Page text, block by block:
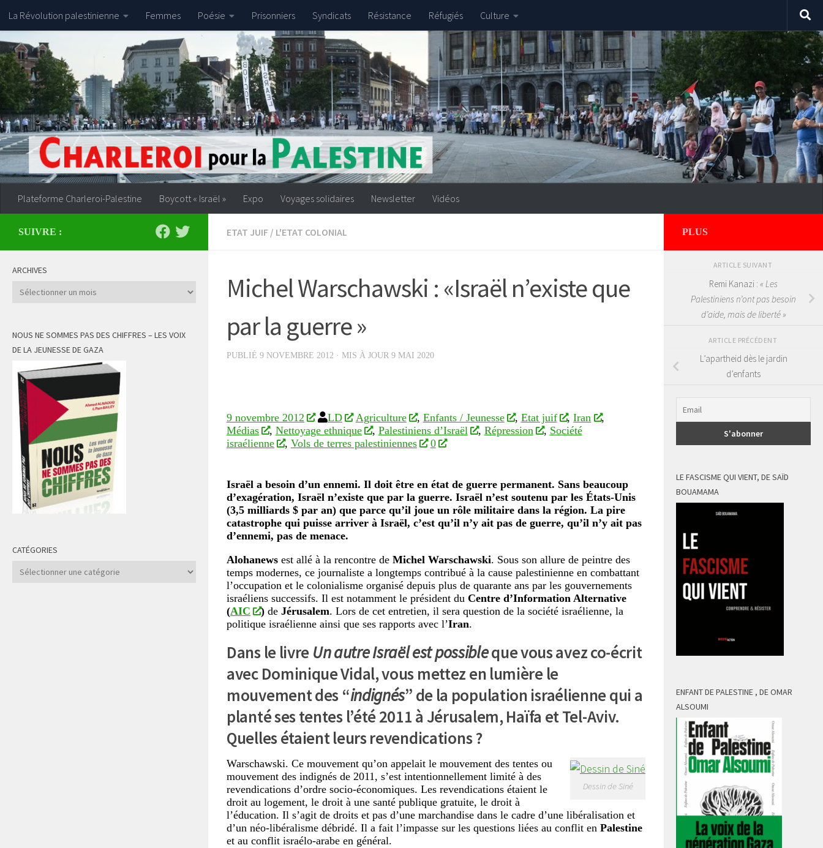
Skip to content
La Révolution palestinienne Femmes Poésie Prisonniers Syndicats Résistance Réfugiés Culture
Plateforme Charleroi-Palestine Boycott « Israël » Expo Voyages solidaires Newsletter Vidéos
ETAT JUIF / L'ETAT COLONIAL
Michel Warschawski : «Israël n’existe que
par la guerre »
PUBLIÉ 9 NOVEMBRE 2012 · MIS À JOUR 9 MAI 2020
9 novembre 2012 LD Agriculture , Enfants / Jeunesse , Etat juif ,Iran
,
Médias
, Nettoyage ethnique , Palestiniens d’Israël , Répression , Société
israélienne
, Vols de terres palestiniennes 0
Israël a besoin d’un ennemi. Il doit être en état de guerre permanent. Sans beaucoup
d’exagération, Israël n’existe que par la guerre. Israël n’est soutenu par les États-Unis
(3,5 milliards $ par an) que parce qu’il joue un rôle militaire dans la région. La pire
catastrophe qui puisse arriver à Israël, c’est qu’il n’y ait pas de guerre, qu’il n’y ait pas
d’ennemi, pas de menace.
Alohanews est allé à la rencontre de Michel Warschawski. Sous son allure de peintre des
temps modernes, ce journaliste a longtemps contribué à la cause palestinienne en combattant
l’occupation et le colonialisme organisé depuis plus de quarante ans par les gouvernements
israéliens successifs. Il est notamment le président du Centre d’Information Alternative
(AIC )de Jérusalem. Lors de cet entretien, il sera question de la société israélienne, la
politique israélienne ainsi que ses rapports avec l’Iran.
Dans le livre Un autre Israël est possibleque vous avez co-écrit
avec Dominique Vidal, vous mettez en lumière le
mouvement des “indignés” de la population israélienne qui a
planté ses tentes l’été 2011 à Jérusalem, Haïfa etTel-Aviv.
Quelles étaient leurs revendications ?
Dessin de Siné
Warschawski. Ce mouvement qu’on appelait le mouvement des tentes ou
mouvement des indignés de 2011, s’est intentionnellement limité à des
revendications d’ordre socio-économiques. Les revendications étaient le
droit au logement, le droit à une santé publique gratuite, le droit à
l’éducation. Il s’agit de droits et pas d’une marchandise dans le cadre d’une libéralisation et
d’un néo-libéralisme débridé. Il a fait l’impasse sur les questions liées au conflit en Palestine
et au conflit israélo-arabe en général.
SUIVRE :
ARCHIVES
Archives
NOUS NE SOMMES PAS DES CHIFFRES – LES VOIX
DE LA JEUNESSE DE GAZA
CATÉGORIES
Catégories
PLUS
ARTICLE SUIVANT
Remi Kanazi : « Les
Palestiniens n’ont pas besoin
d’aide, mais de liberté »
ARTICLE PRÉCÉDENT
L’apartheid dès le jardin
d’enfants
LE FASCISME QUI VIENT, DE SAÏD
BOUAMAMA
ENFANT DE PALESTINE , DE OMAR
ALSOUMI